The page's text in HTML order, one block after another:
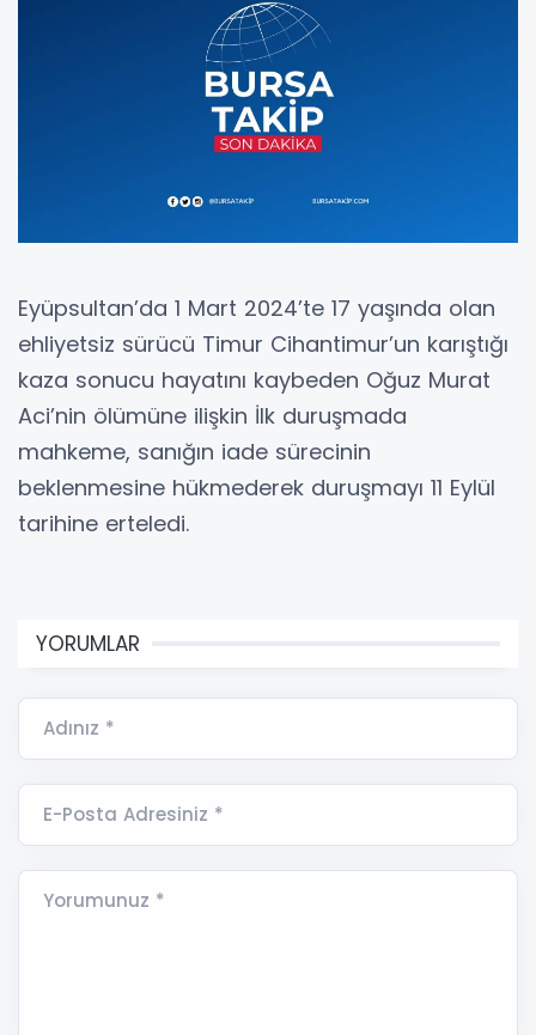
Eyüpsultan’da 1 Mart 2024’te 17 yaşında olan
ehliyetsiz sürücü Timur Cihantimur’un karıştığı
kaza sonucu hayatını kaybeden Oğuz Murat
Aci’nin ölümüne ilişkin İlk duruşmada
mahkeme, sanığın iade sürecinin
beklenmesine hükmederek duruşmayı 11 Eylül
tarihine erteledi.
YORUMLAR
Adınız *
E-Posta Adresiniz *
Yorumunuz *